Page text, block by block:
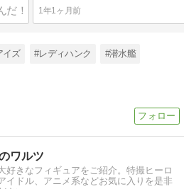
1年1ヶ月前
イズ #レディハンク #潜水艦
ワルツ
好きなフィギュアをご紹介。特撮ヒーロ
イドル、アニメ系などお気に入りを是非